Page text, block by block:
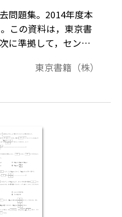
問題集。2014年度本
この資料は，東京書
に準拠して，センタ
います。東京書籍（株）